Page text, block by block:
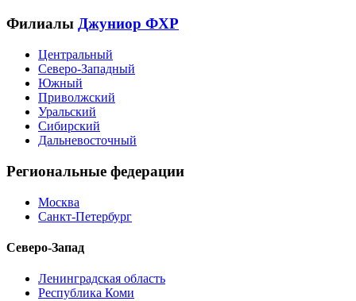
Филиалы Джуниор ФХР
Центральный
Северо-Западный
Южный
Приволжский
Уральский
Сибирский
Дальневосточный
Региональные федерации
Москва
Санкт-Петербург
Северо-Запад
Ленинградская область
Республика Коми